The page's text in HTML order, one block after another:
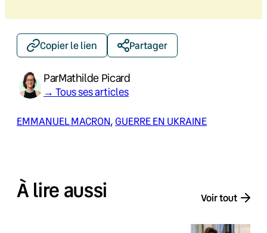
Copier le lien Partager
ParMathilde Picard
→ Tous ses articles
EMMANUEL MACRON, GUERRE EN UKRAINE
À lire aussi Voir tout